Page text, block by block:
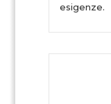
esigenze.